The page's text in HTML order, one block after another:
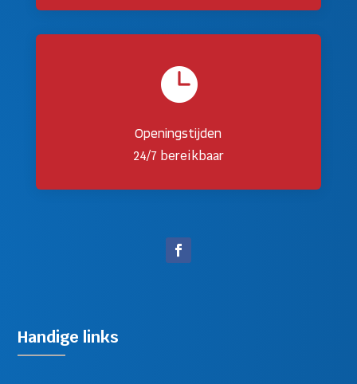

Openingstijden
24/7 bereikbaar
Handige links